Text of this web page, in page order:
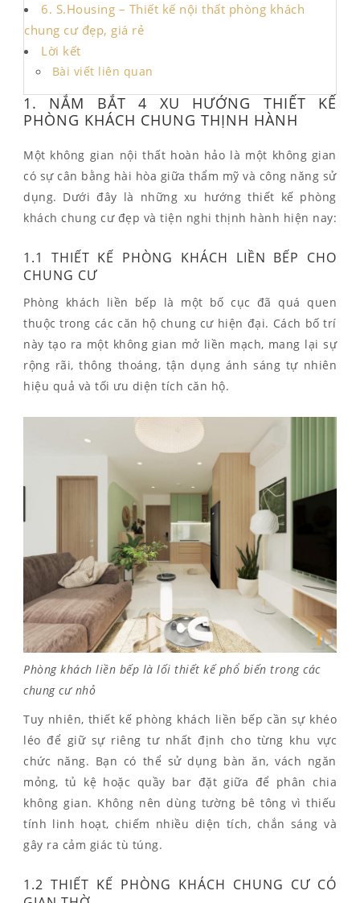
6. S.Housing – Thiết kế nội thất phòng khách
chung cư đẹp, giá rẻ
Lời kết
Bài viết liên quan
1. NẮM BẮT 4 XU HƯỚNG THIẾT KẾ
PHÒNG KHÁCH CHUNG THỊNH HÀNH
Một không gian nội thất hoàn hảo là một không gian
có sự cân bằng hài hòa giữa thẩm mỹ và công năng sử
dụng. Dưới đây là những xu hướng thiết kế phòng
khách chung cư đẹp và tiện nghi thịnh hành hiện nay:
1.1 THIẾT KẾ PHÒNG KHÁCH LIỀN BẾP CHO
CHUNG CƯ
Phòng khách liền bếp là một bố cục đã quá quen
thuộc trong các căn hộ chung cư hiện đại. Cách bố trí
này tạo ra một không gian mở liền mạch, mang lại sự
rộng rãi, thông thoáng, tận dụng ánh sáng tự nhiên
hiệu quả và tối ưu diện tích căn hộ.
Phòng khách liền bếp là lối thiết kế phổ biến trong các
chung cư nhỏ
Tuy nhiên, thiết kế phòng khách liền bếp cần sự khéo
léo để giữ sự riêng tư nhất định cho từng khu vực
chức năng. Bạn có thể sử dụng bàn ăn, vách ngăn
mỏng, tủ kệ hoặc quầy bar đặt giữa để phân chia
không gian. Không nên dùng tường bê tông vì thiếu
tính linh hoạt, chiếm nhiều diện tích, chắn sáng và
gây ra cảm giác tù túng.
1.2 THIẾT KẾ PHÒNG KHÁCH CHUNG CƯ CÓ